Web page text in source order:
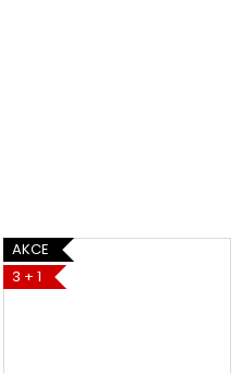
AKCE
3 + 1